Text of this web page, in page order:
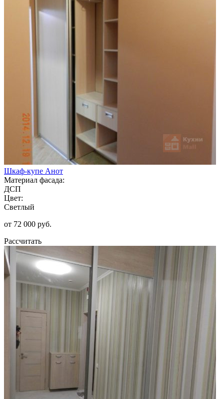
Шкаф-купе Анот
Материал фасада:
ДСП
Цвет:
Светлый
от 72 000 руб.
Рассчитать